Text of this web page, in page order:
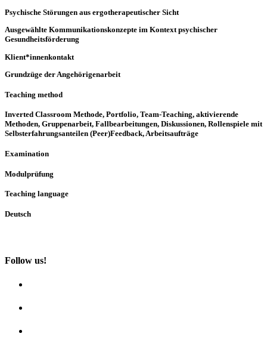
Psychische Störungen aus ergotherapeutischer Sicht
Ausgewählte Kommunikationskonzepte im Kontext psychischer
Gesundheitsförderung
Klient*innenkontakt
Grundzüge der Angehörigenarbeit
Teaching method
Inverted Classroom Methode, Portfolio, Team-Teaching, aktivierende
Methoden, Gruppenarbeit, Fallbearbeitungen, Diskussionen, Rollenspiele mit
Selbsterfahrungsanteilen (Peer)Feedback, Arbeitsaufträge
Examination
Modulprüfung
Teaching language
Deutsch
Follow us!